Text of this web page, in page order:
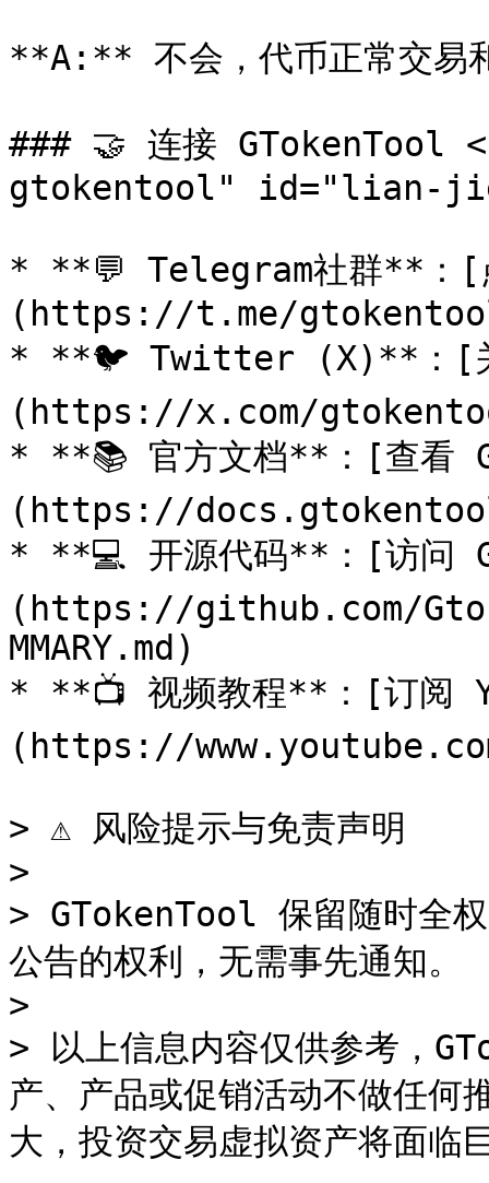
**A:** 不会，代币正常交易
### 🤝 连接
gtokentool" id="lian-
* **💬 Telegram社群**：[
(https://t.me/
* **🐦 Twitter (X)**：[关
(https://x.com/
* **📚 官方文档**：[查看
(https://
* **💻 开源代码**：[访问
(https://github.com/
MMARY.md)
* **📺 视频教程**：[订阅
(https://
> ⚠️ 风险提示与免责声明
>
> GTokenTool 保留随时全权
公告的权利，无需事先通知。
>
> 以上信息内容仅供参考，
产、产品或促销活动不做任何